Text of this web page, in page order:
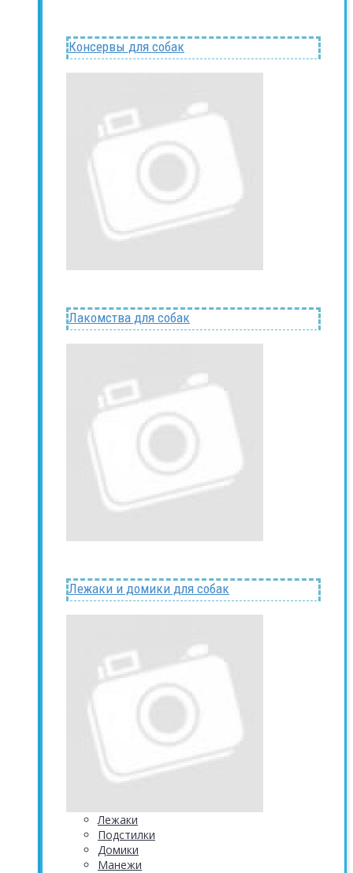
Консервы для собак
Лакомства для собак
Лежаки и домики для собак
Лежаки
Подстилки
Домики
Манежи